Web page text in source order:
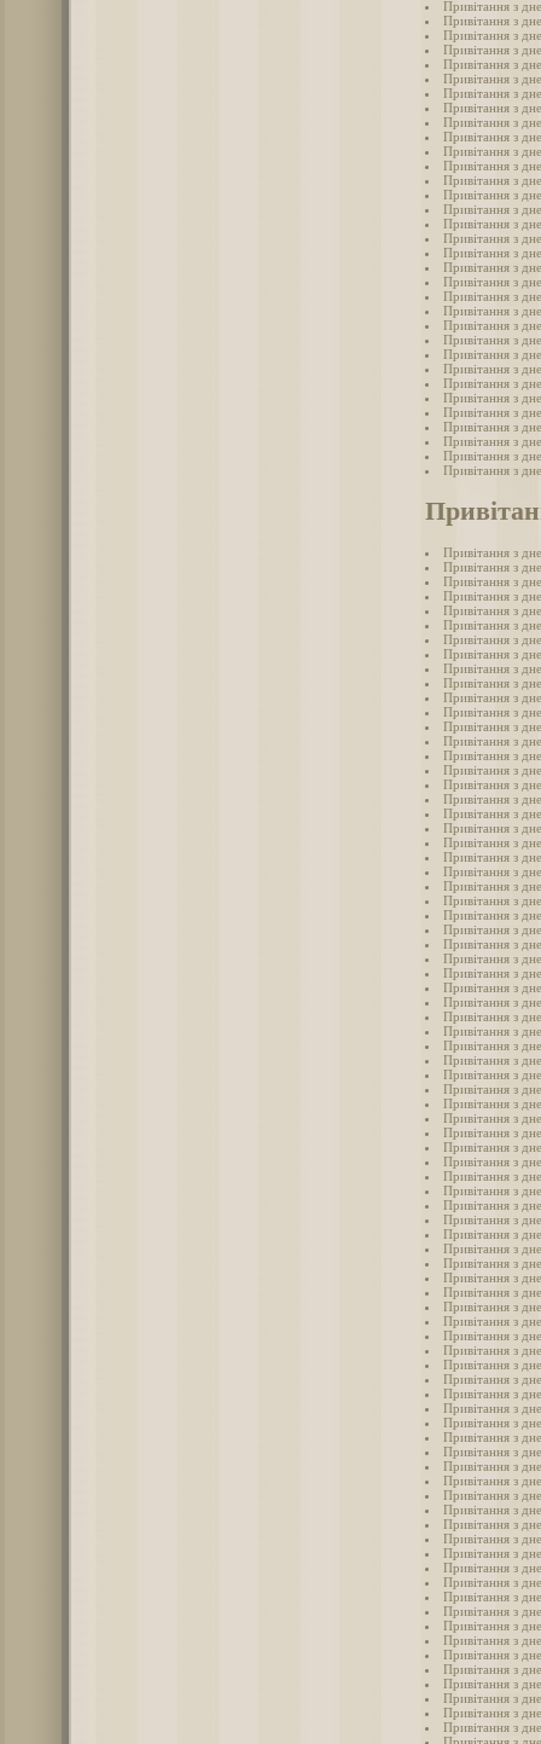
Привітання з
Привітання з
Привітання з
Привітання з
Привітання з
Привітання з
Привітання з
Привітання з
Привітання з
Привітання з
Привітання з
Привітання з
Привітання з
Привітання з
Привітання з
Привітання з
Привітання з
Привітання з
Привітання з
Привітання з
Привітання з
Привітання з
Привітання з
Привітання з
Привітання з
Привітання з
Привітання з
Привітання з
Привітання з
Привітання з
Привітання з
Привітання з
Привітання з
Привітання з
Привітання з
Привітання з
Привітання з
Привітання з
Привітання з
Привітання з
Привітання з
Привітання з
Привітання з
Привітання з
Привітання з
Привітання з
Привітання з
Привітання з
Привітання з
Привітання з
Привітання з
Привітання з
Привітання з
Привітання з
Привітання з
Привітання з
Привітання з
Привітання з
Привітання з
Привітання з
Привітання з
Привітання з
Привітання з
Привітання з
Привітання з
Привітання з
Привітання з
Привітання з
Привітання з
Привітання з
Привітання з
Привітання з
Привітання з
Привітання з
Привітання з
Привітання з
Привітання з
Привітання з
Привітання з
Привітання з
Привітання з
Привітання з
Привітання з
Привітання з
Привітання з
Привітання з
Привітання з
Привітання з
Привітання з
Привітання з
Привітання з
Привітання з
Привітання з
Привітання з
Привітання з
Привітання з
Привітання з
Привітання з
Привітання з
Привітання з
Привітання з
Привітання з
Привітання з
Привітання з
Привітання з
Привітання з
Привітання з
Привітання з
Привітання з
Привітання з
Привітання з
Привітання з
Привітання з
Привітання з
Привітання з